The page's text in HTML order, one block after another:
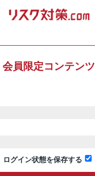
会員限定コンテンツ
ログイン状態を保存する